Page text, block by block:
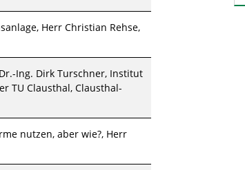
Herr Christian Rehse,
Ing. Dirk Turschner, Institut
TU Clausthal, Clausthal-
nutzen, aber wie?, Herr